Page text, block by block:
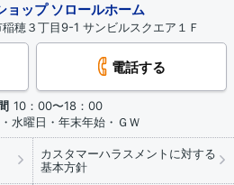
ョップ ソロールホーム
穂３丁目9-1 サンビルスクエア１Ｆ
電話する
10：00〜18：00
水曜日・年末年始・ＧＷ
カスタマーハラスメントに対する
基本方針